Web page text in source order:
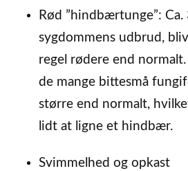
Rød ”hindbærtunge”:
sygdommens udbrud,
regel rødere end
de mange bittesmå
større end normalt,
lidt at ligne et hindbær.
Svimmelhed og opkast